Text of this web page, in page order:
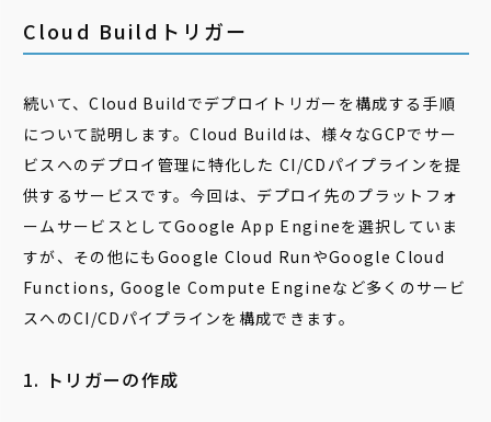
Cloud Buildトリガー
続いて、Cloud Buildでデプロイトリガーを構成する手順
について説明します。Cloud Buildは、様々なGCPでサー
ビスへのデプロイ管理に特化した CI/CDパイプラインを提
供するサービスです。今回は、デプロイ先のプラットフォ
ームサービスとしてGoogle App Engineを選択していま
すが、その他にもGoogle Cloud RunやGoogle Cloud
Functions, Google Compute Engineなど多くのサービ
スへのCI/CDパイプラインを構成できます。
1. トリガーの作成